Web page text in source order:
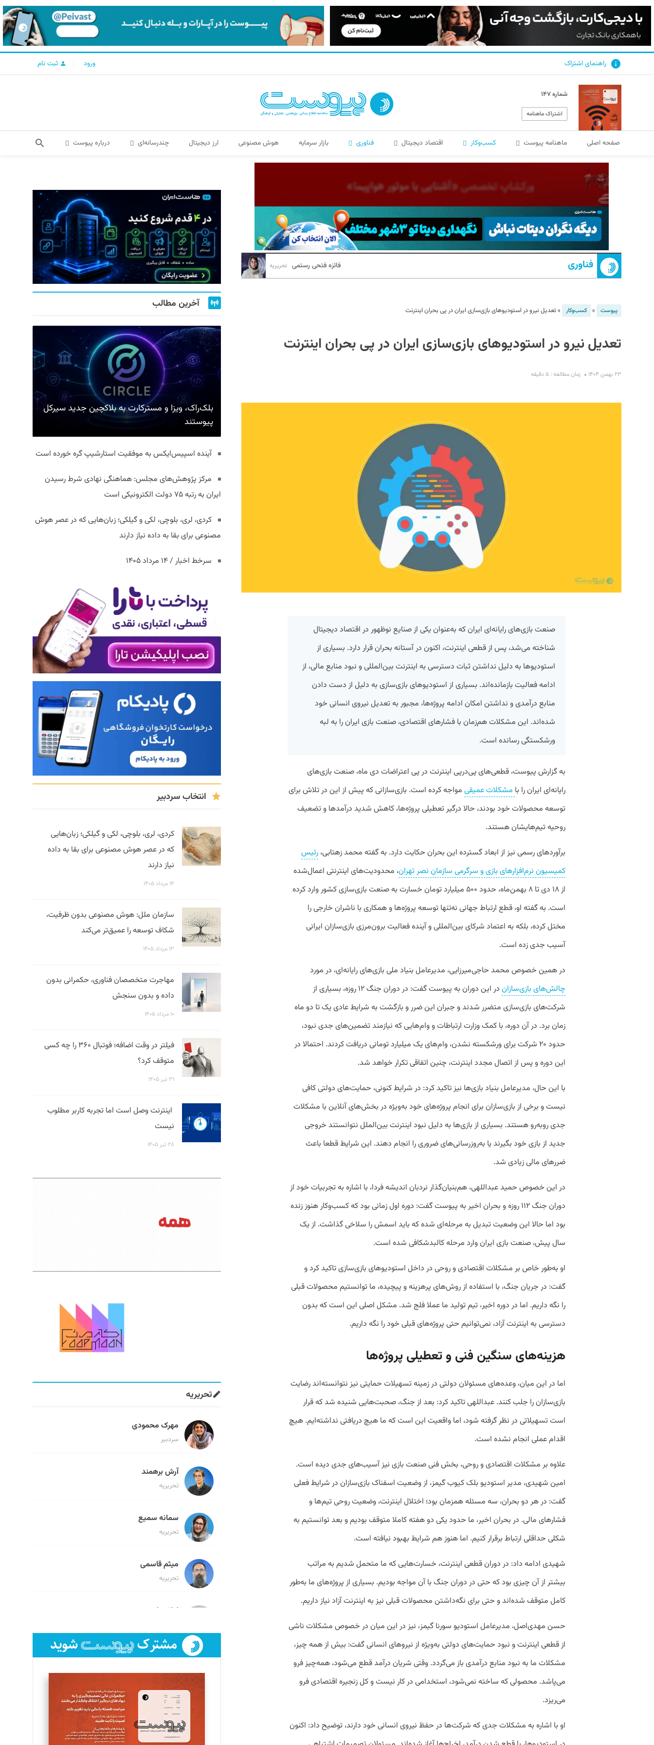
راهنمای اشتراک ورود ثبت نام
شماره ۱۴۷
اشتراک ماهنامه
صفحه اصلی ماهنامه پیوست کسب‌و‌کار اقتصاد دیجیتال فناوری بازار سرمایه هوش مصنوعی ارز دیجیتال چندرسانه‌ای درباره پیوست
فناوری فائزه فتحی رستمی تحریریه
پیوست » کسب‌و‌کار »تعدیل نیرو در استودیوهای بازی‌سازی ایران در پی بحران اینترنت
تعدیل نیرو در استودیوهای بازی‌سازی ایران در پی بحران اینترنت
۲۳ بهمن ۱۴۰۴ زمان مطالعه : ۵ دقیقه
صنعت بازی‌های رایانه‌ای ایران که به‌عنوان یکی از صنایع نوظهور در اقتصاد دیجیتال
شناخته می‌شد، پس از قطعی اینترنت، اکنون در آستانه بحران قرار دارد. بسیاری از
استودیوها به دلیل نداشتن ثبات دسترسی به اینترنت بین‌المللی و نبود منابع مالی، از
ادامه فعالیت بازمانده‌اند. بسیاری از استودیوهای بازی‌سازی به دلیل از دست دادن
منابع درآمدی و نداشتن امکان ادامه پروژه‌ها، مجبور به تعدیل نیروی انسانی خود
شده‌اند. این مشکلات هم‌زمان با فشارهای اقتصادی، صنعت بازی ایران را به لبه
ورشکستگی رسانده است.
به گزارش پیوست، قطعی‌های پی‌درپی اینترنت در پی اعتراضات دی ماه، صنعت بازی‌های
رایانه‌ای ایران را با مشکلات عمیقی مواجه کرده است. بازی‌سازانی که پیش از این در تلاش برای
توسعه محصولات خود بودند، حالا درگیر تعطیلی پروژه‌ها، کاهش شدید درآمدها و تضعیف
روحیه تیم‌هایشان هستند.
برآوردهای رسمی نیز از ابعاد گسترده این بحران حکایت دارد. به گفته محمد زهتابی،رئیس
کمیسیون نرم‌افزارهای بازی و سرگرمی سازمان نصر تهران، محدودیت‌های اینترنتی اعمال‌شده
از ۱۸ دی تا ۸ بهمن‌ماه، حدود ۵۰۰ میلیارد تومان خسارت به صنعت بازی‌سازی کشور وارد کرده
است. به گفته او، قطع ارتباط جهانی نه‌تنها توسعه پروژه‌ها و همکاری با ناشران خارجی را
مختل کرده، بلکه به اعتماد شرکای بین‌المللی و آینده فعالیت برون‌مرزی بازی‌سازان ایرانی
آسیب جدی زده است.
در همین خصوص محمد حاجی‌میرزایی، مدیرعامل بنیاد ملی بازی‌های رایانه‌ای، در مورد
چالش‌های بازی‌سازان
در این دوران به پیوست گفت: در دوران جنگ ۱۲ روزه، بسیاری از
شرکت‌های بازی‌سازی متضرر شدند و جبران این ضرر و بازگشت به شرایط عادی یک تا دو ماه
زمان برد. در آن دوره، با کمک وزارت ارتباطات و وام‌هایی که نیازمند تضمین‌های جدی نبود،
حدود ۲۰ شرکت برای ورشکسته نشدن، وام‌های یک میلیارد تومانی دریافت کردند. احتمالا در
این دوره و پس از اتصال مجدد اینترنت، چنین اتفاقی تکرار خواهد شد.
با این حال، مدیرعامل بنیاد بازی‌ها نیز تاکید کرد: در شرایط کنونی، حمایت‌های دولتی کافی
نیست و برخی از بازی‌سازان برای انجام پروژه‌های خود به‌ویژه در بخش‌های آنلاین با مشکلات
جدی روبه‌رو هستند. بسیاری از بازی‌ها به دلیل نبود اینترنت بین‌الملل نتوانستند خروجی
جدید از بازی خود بگیرند یا به‌روزرسانی‌های ضروری را انجام دهند. این شرایط قطعا باعث
ضررهای مالی زیادی شد.
در این خصوص حمید عبداللهی، هم‌بنیان‌گذار نردبان اندیشه فردا، با اشاره به تجربیات خود از
دوران جنگ ۱۱۲ روزه و بحران اخیر به پیوست گفت: دوره اول زمانی بود که کسب‌وکار هنوز زنده
بود اما حالا این وضعیت تبدیل به مرحله‌ای شده که باید اسمش را سلاخی گذاشت. از یک
سال پیش، صنعت بازی ایران وارد مرحله کالبدشکافی شده است.
او به‌طور خاص بر مشکلات اقتصادی و روحی در داخل استودیوهای بازی‌سازی تاکید کرد و
گفت: در جریان جنگ، با استفاده از روش‌های پرهزینه و پیچیده، ما توانستیم محصولات قبلی
را نگه داریم. اما در دوره اخیر، تیم تولید ما عملا فلج شد. مشکل اصلی این است که بدون
دسترسی به اینترنت آزاد، نمی‌توانیم حتی پروژه‌های قبلی خود را نگه داریم.
هزینه‌های سنگین فنی و تعطیلی پروژه‌ها
اما در این میان، وعده‌های مسئولان دولتی در زمینه تسهیلات حمایتی نیز نتوانسته‌اند رضایت
بازی‌سازان را جلب کنند. عبداللهی تاکید کرد: بعد از جنگ، صحبت‌هایی شنیده شد که قرار
است تسهیلاتی در نظر گرفته شود، اما واقعیت این است که ما هیچ دریافتی نداشته‌ایم. هیچ
اقدام عملی انجام نشده است.
علاوه بر مشکلات اقتصادی و روحی، بخش فنی صنعت بازی نیز آسیب‌های جدی دیده است.
امین شهیدی، مدیر استودیو بلک کیوب گیمز، از وضعیت اسفناک بازی‌سازان در شرایط فعلی
گفت: در هر دو بحران، سه مسئله همزمان بود؛ اختلال اینترنت، وضعیت روحی تیم‌ها و
فشارهای مالی. در بحران اخیر، ما حدود یکی دو هفته کاملا متوقف بودیم و بعد توانستیم به
شکلی حداقلی ارتباط برقرار کنیم. اما هنوز هم شرایط بهبود نیافته است.
شهیدی ادامه داد: در دوران قطعی اینترنت، خسارت‌هایی که ما متحمل شدیم به مراتب
بیشتر از آن چیزی بود که حتی در دوران جنگ با آن مواجه بودیم. بسیاری از پروژه‌های ما به‌طور
کامل متوقف شده‌اند و حتی برای نگه‌داشتن محصولات قبلی نیز به اینترنت آزاد نیاز داریم.
حسن مهدی‌اصل، مدیرعامل استودیو سورنا گیمز، نیز در این میان در خصوص مشکلات ناشی
از قطعی اینترنت و نبود حمایت‌های دولتی به‌ویژه از نیروهای انسانی گفت: بیش از همه چیز،
مشکلات ما به نبود منابع درآمدی باز می‌گردد. وقتی شریان درآمد قطع می‌شود، همه‌چیز فرو
می‌پاشد. محصولی که ساخته نمی‌شود، استخدامی در کار نیست و کل زنجیره اقتصادی فرو
می‌ریزد.
او با اشاره به مشکلات جدی که شرکت‌ها در حفظ نیروی انسانی خود دارند، توضیح داد: اکنون
آخرین مطالب
بلک‌راک، ویزا و مسترکارت به بلاکچین جدید سیرکل
پیوستند
آینده اسپیس‌ایکس به موفقیت استارشیپ گره خورده است
مرکز پژوهش‌های مجلس: هماهنگی نهادی شرط رسیدن
ایران به رتبه ۷۵ دولت الکترونیکی است
کردی، لری، بلوچی، لکی و گیلکی؛ زبان‌هایی که در عصر هوش
مصنوعی برای بقا به داده نیاز دارند
سرخط اخبار / ۱۴ مرداد ۱۴۰۵
انتخاب سردبیر
کردی، لری، بلوچی، لکی و گیلکی؛ زبان‌هایی
که در عصر هوش مصنوعی برای بقا به داده
نیاز دارند
۱۴ مرداد ۱۴۰۵
سازمان ملل: هوش مصنوعی بدون ظرفیت،
شکاف توسعه را عمیق‌تر می‌کند
۱۳ مرداد ۱۴۰۵
مهاجرت متخصصان فناوری، حکمرانی بدون
داده و بدون سنجش
۱۰ مرداد ۱۴۰۵
فیلتر در وقت اضافه؛ فوتبال ۳۶۰ را چه کسی
متوقف کرد؟
۳۱ تیر ۱۴۰۵
اینترنت وصل است اما تجربه کاربر مطلوب
نیست
۲۸ تیر ۱۴۰۵
تحریریه
مهرک محمودی
سردبیر
آرش برهمند
تحریریه
سمانه سمیع
تحریریه
میثم قاسمی
تحریریه
لیلا حنارود
فائزه فتحی رستمی
تحریریه
سروش کرمیان
تحریریه